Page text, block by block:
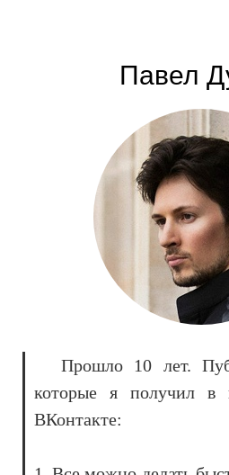
Павел
Прошло 10 лет.
которые я получил в
ВКонтакте: